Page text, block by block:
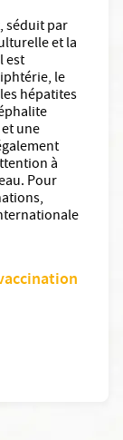
séduit par
et la
est
le
hépatites
une
à
Pour